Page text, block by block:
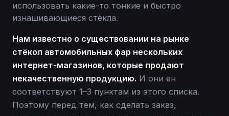
использовать какие-то тонкие и быстро
изнашивающиеся стёкла.
Нам известно о существовании на рынке
стёкол автомобильных фар нескольких
интернет-магазинов, которые продают
некачественную продукцию. И они ен
соответствуют 1–3 пунктам из этого списка.
Поэтому перед тем, как сделать заказ,